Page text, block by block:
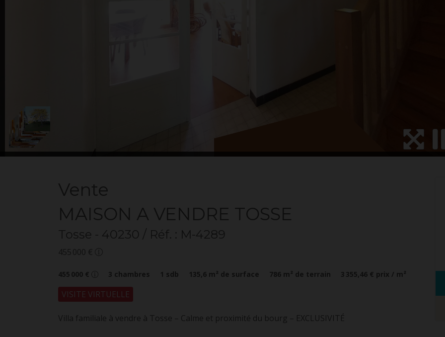
Vente
MAISON A VENDRE TOSSE
Tosse - 40230 / Réf. : M-4289
455 000 €
455 000 € 3 chambres 1 sdb 135,6 m² de surface 786 m² de terrain 3 355,46 € prix / m²
VISITE VIRTUELLE
Villa familiale à vendre à Tosse – Calme et proximité du bourg – EXCLUSIVITÉ